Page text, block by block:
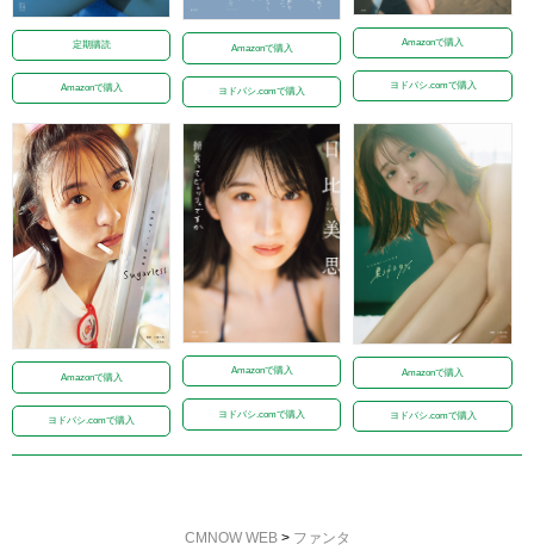
定期購読
Amazonで購入
Amazonで購入
ヨドバシ.comで購入
Amazonで購入
ヨドバシ.comで購入
Amazonで購入
ヨドバシ.comで購入
Amazonで購入
ヨドバシ.comで購入
Amazonで購入
ヨドバシ.comで購入
CMNOW WEB> ファンタ